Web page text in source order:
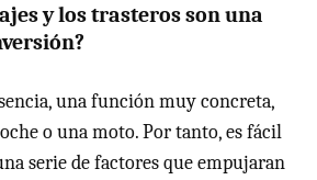
y los trasteros son una
una función muy concreta,
o una moto. Por tanto, es fácil
serie de factores que empujaran